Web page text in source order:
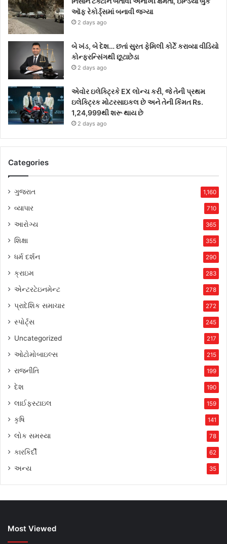
ઑફ રેકોર્ડ્સમાં બનાવી જગ્યા
2 days ago
બે ખંડ, બે દેશ… છતાં સુરત ફેમિલી કોર્ટે કરાવ્યા વીડિયો
કોન્ફરન્સિંગથી છૂટાછેડા
2 days ago
એવોર ઇલેક્ટ્રિકે EX લોન્ચ કરી, જે તેની પ્રથમ
ઇલેક્ટ્રિક મોટરસાઇકલ છે અને તેની કિંમત Rs.
1,24,999થી શરૂ થાય છે
2 days ago
Categories
ગુજરાત 1,160
વ્યાપાર 710
આરોગ્ય 365
શિક્ષા 355
ધર્મ દર્શન 290
ક્રાઇમ 283
એન્ટરટેઇનમેન્ટ 278
પ્રાદેશિક સમાચાર 272
સ્પોર્ટ્સ 245
Uncategorized 217
ઓટોમોબાઇલ્સ 215
રાજનીતિ 199
દેશ 190
લાઈફસ્ટાઇલ 159
કૃષિ 141
લોક સમસ્યા 78
કારકિર્દી 62
અન્ય 35
Most Viewed